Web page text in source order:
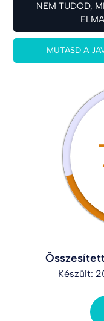
NEM TUDOD,
MUTASD A
Készült: